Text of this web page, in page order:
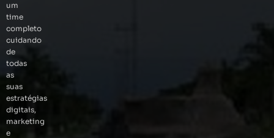
um
time
completo
cuidando
de
todas
as
suas
estratégias
digitais,
marketing
e